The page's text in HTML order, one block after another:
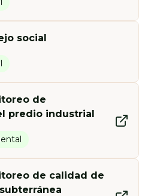
social
de
predio industrial
de calidad de